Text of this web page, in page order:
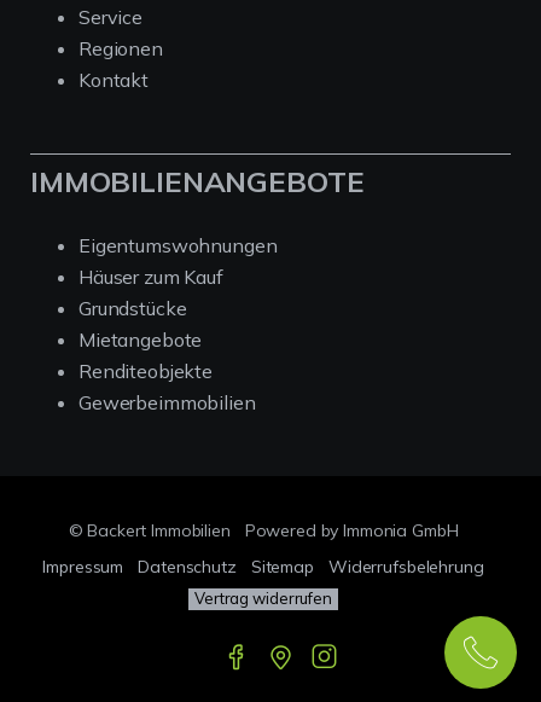
Service
Regionen
Kontakt
IMMOBILIENANGEBOTE
Eigentumswohnungen
Häuser zum Kauf
Grundstücke
Mietangebote
Renditeobjekte
Gewerbeimmobilien
© Backert Immobilien
Powered by Immonia GmbH
Impressum
Datenschutz Sitemap Widerrufsbelehrung
Vertrag widerrufen